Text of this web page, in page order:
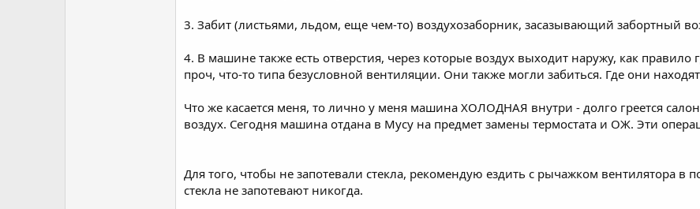
3. Забит (листьями, льдом, еще чем-то) воздухозаборник, засазывающий забортный
4. В машине также есть отверстия, через которые воздух выходит наружу, как
проч, что-то типа безусловной вентиляции. Они также могли забиться. Где они
Что же касается меня, то лично у меня машина ХОЛОДНАЯ внутри - долго греется
воздух. Сегодня машина отдана в Мусу на предмет замены термостата и ОЖ. Эти
Для того, чтобы не запотевали стекла, рекомендую ездить с рычажком вентилятора
стекла не запотевают никогда.